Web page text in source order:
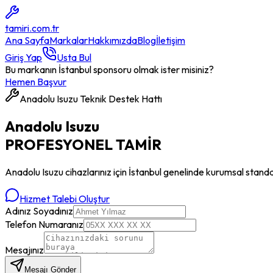
tamiri.com.tr
Ana SayfaMarkalarHakkımızdaBlogİletişim
Giriş Yap
Usta Bul
Bu markanın İstanbul sponsoru olmak ister misiniz?
Hemen Başvur
Anadolu IsuzuTeknik Destek Hattı
Anadolu Isuzu
PROFESYONELTAMİR
Anadolu Isuzucihazlarınız için İstanbul genelinde kurumsal
Hizmet Talebi Oluştur
Adınız Soyadınız
Telefon Numaranız
Mesajınız
Mesajı Gönder